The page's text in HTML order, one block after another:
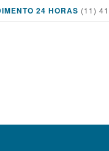
24 HORAS (11)